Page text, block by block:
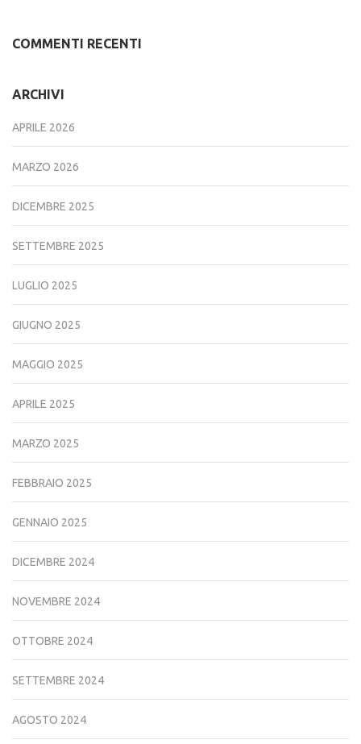
COMMENTI RECENTI
ARCHIVI
APRILE 2026
MARZO 2026
DICEMBRE 2025
SETTEMBRE 2025
LUGLIO 2025
GIUGNO 2025
MAGGIO 2025
APRILE 2025
MARZO 2025
FEBBRAIO 2025
GENNAIO 2025
DICEMBRE 2024
NOVEMBRE 2024
OTTOBRE 2024
SETTEMBRE 2024
AGOSTO 2024